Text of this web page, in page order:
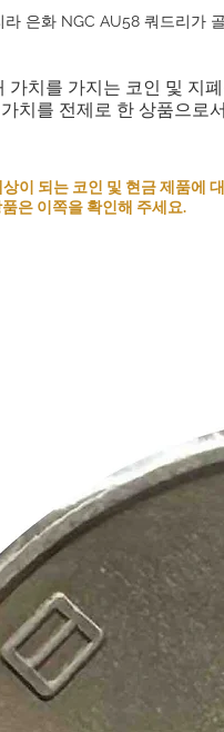
라 은화 NGC AU58 쿼드리가
가치를 가지는 코인 및 지
치를 전제로 한 상품으로
이 되는 코인 및 현금 제품에
은 이쪽을 확인해 주세요.